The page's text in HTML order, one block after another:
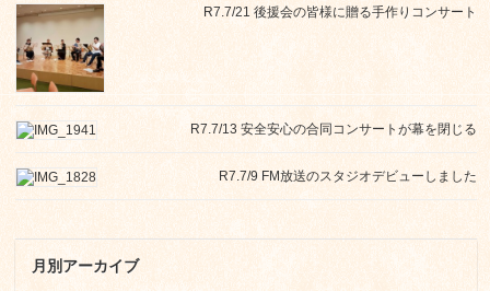
R7.7/21 後援会の皆様に贈る手作りコンサート
R7.7/13 安全安心の合同コンサートが幕を閉じる
R7.7/9 FM放送のスタジオデビューしました
月別アーカイブ